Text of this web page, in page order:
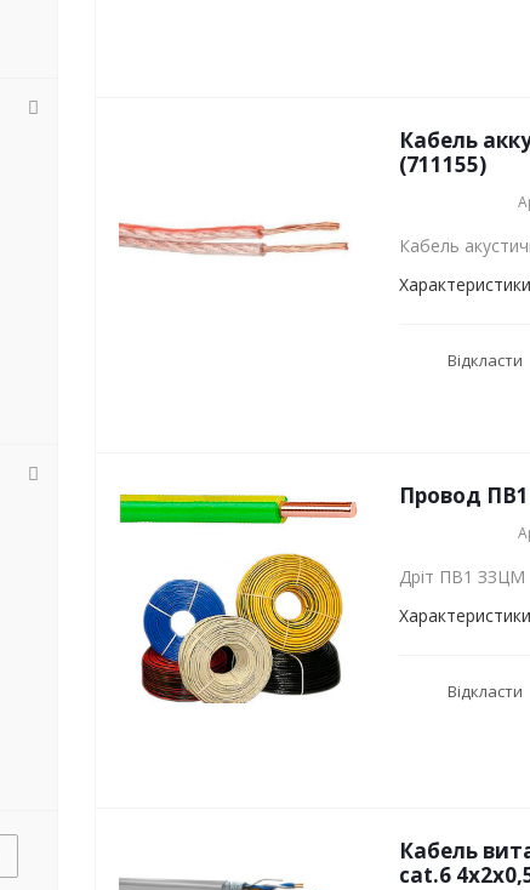
Кабель
(711155)
Кабель
Характеристики
Відкласти
Провод
Дріт ПВ1 ЗЗЦМ
Характеристики
Відкласти
Кабель
cat.6